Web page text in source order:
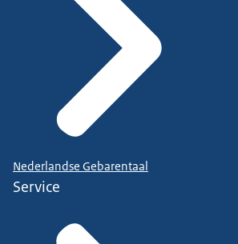
Nederlandse Gebarentaal
Service